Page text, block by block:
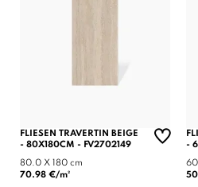
FLIESEN TRAVERTIN BEIGE
- 80X180CM - FV2702149
80.0 X 180 cm
70.98 €/m²
-